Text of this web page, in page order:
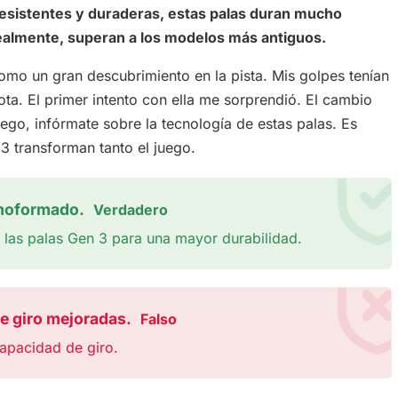
y duraderas, estas palas duran mucho
superan a los modelos más antiguos.
un gran descubrimiento en la pista. Mis golpes tenían
El primer intento con ella me sorprendió. El cambio
infórmate sobre la tecnología de estas palas. Es
transforman tanto el juego.
Verdadero
palas Gen 3 para una mayor durabilidad.
giro mejoradas. Falso
de giro.